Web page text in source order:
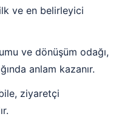
ve en belirleyici
ve dönüşüm odağı,
anlam kazanır.
ziyaretçi